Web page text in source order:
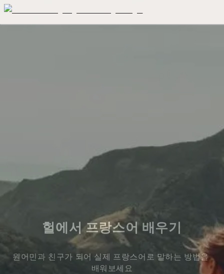
헐에서 프랑스어 배우기
원어민과 친구가 되어 실제 프랑스어로 말하는 방법을
배워보세요